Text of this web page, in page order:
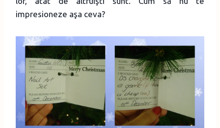
impresioneze aşa ceva?